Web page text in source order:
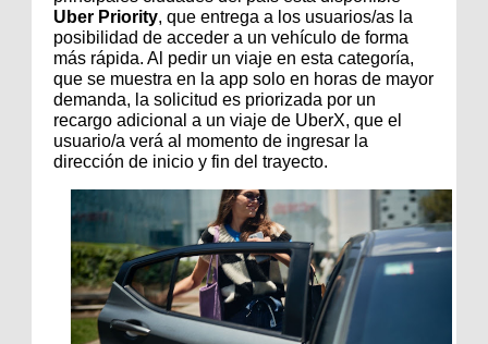
Uber Priority, que entrega a los usuarios/as la
posibilidad de acceder a un vehículo de forma
más rápida. Al pedir un viaje en esta categoría,
que se muestra en la app solo en horas de mayor
demanda, la solicitud es priorizada por un
recargo adicional a un viaje de UberX, que el
usuario/a verá al momento de ingresar la
dirección de inicio y fin del trayecto.